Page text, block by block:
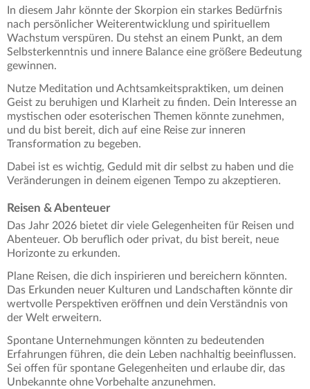
In diesem Jahr könnte der Skorpion ein starkes Bedürfnis
nach persönlicher Weiterentwicklung und spirituellem
Wachstum verspüren. Du stehst an einem Punkt, an dem
Selbsterkenntnis und innere Balance eine größere Bedeutung
gewinnen.
Nutze Meditation und Achtsamkeitspraktiken, um deinen
Geist zu beruhigen und Klarheit zu finden. Dein Interesse an
mystischen oder esoterischen Themen könnte zunehmen,
und du bist bereit, dich auf eine Reise zur inneren
Transformation zu begeben.
Dabei ist es wichtig, Geduld mit dir selbst zu haben und die
Veränderungen in deinem eigenen Tempo zu akzeptieren.
Reisen & Abenteuer
Das Jahr 2026 bietet dir viele Gelegenheiten für Reisen und
Abenteuer. Ob beruflich oder privat, du bist bereit, neue
Horizonte zu erkunden.
Plane Reisen, die dich inspirieren und bereichern könnten.
Das Erkunden neuer Kulturen und Landschaften könnte dir
wertvolle Perspektiven eröffnen und dein Verständnis von
der Welt erweitern.
Spontane Unternehmungen könnten zu bedeutenden
Erfahrungen führen, die dein Leben nachhaltig beeinflussen.
Sei offen für spontane Gelegenheiten und erlaube dir, das
Unbekannte ohne Vorbehalte anzunehmen.